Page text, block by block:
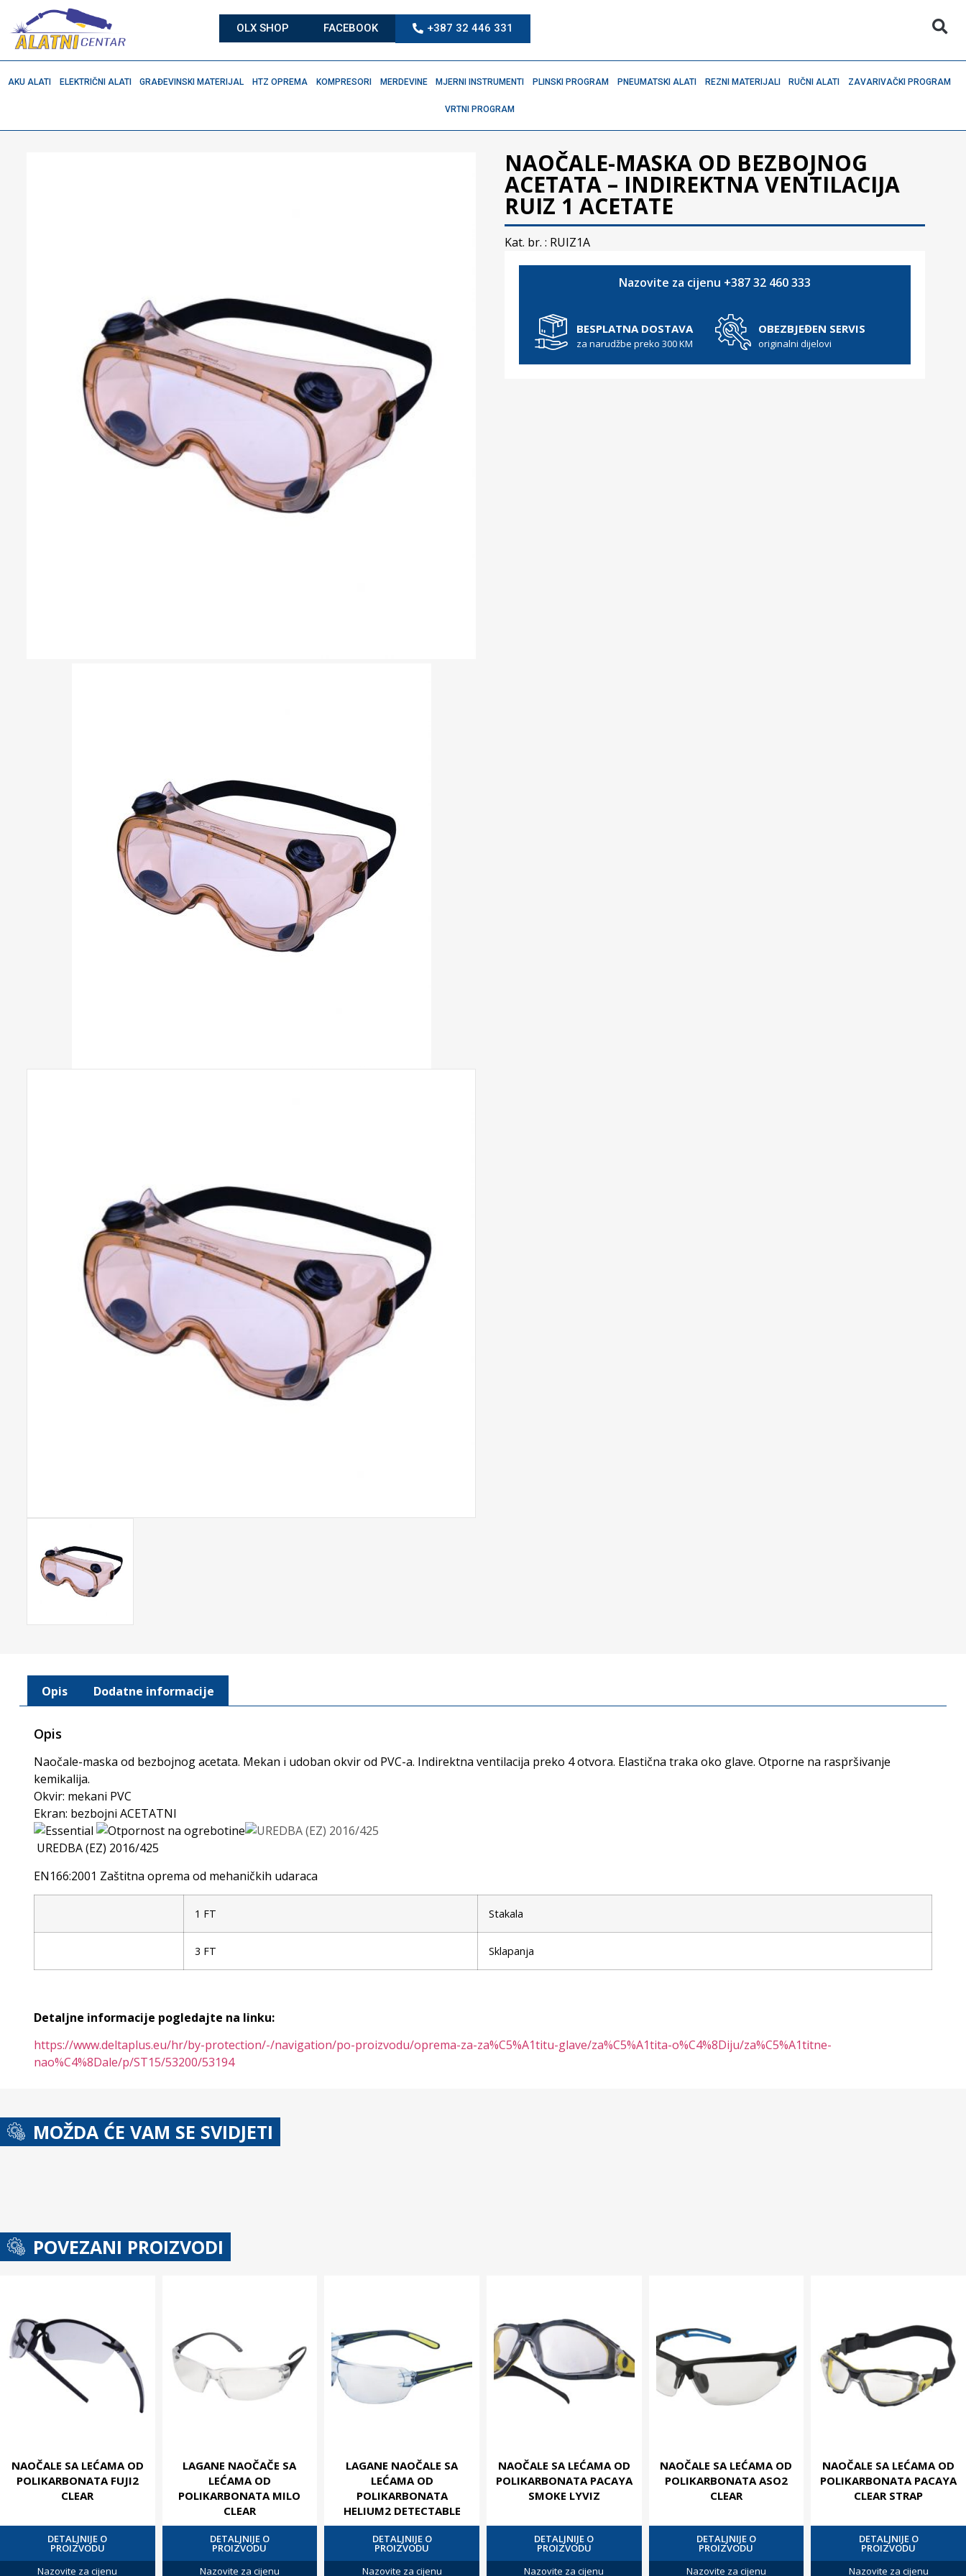
OLX SHOP FACEBOOK +387 32 446 331
AKU ALATI ELEKTRIČNI ALATI GRAĐEVINSKI MATERIJAL HTZ OPREMA KOMPRESORI MERDEVINE MJERNI INSTRUMENTI PLINSKI PROGRAM PNEUMATSKI ALATI REZNI MATERIJALI RUČNI ALATI ZAVARIVAČKI PROGRAM
VRTNI PROGRAM
NAOČALE-MASKA OD BEZBOJNOG
ACETATA – INDIREKTNA VENTILACIJA
RUIZ 1 ACETATE
Kat. br. : RUIZ1A
Nazovite za cijenu +387 32 460 333
BESPLATNA DOSTAVA
za narudžbe preko 300 KM
OBEZBJEĐEN SERVIS
originalni dijelovi
Opis Dodatne informacije
Opis
Naočale-maska od bezbojnog acetata. Mekan i udoban okvir od PVC-a. Indirektna ventilacija preko 4 otvora. Elastična traka oko glave. Otporne na raspršivanje
kemikalija.
Okvir: mekani PVC
Ekran: bezbojni ACETATNI
UREDBA (EZ) 2016/425
EN166:2001 Zaštitna oprema od mehaničkih udaraca
1 FT Stakala
3 FT Sklapanja
Detaljne informacije pogledajte na linku:
https://www.deltaplus.eu/hr/by-protection/-/navigation/po-proizvodu/oprema-za-za%C5%A1titu-glave/za%C5%A1tita-o%C4%8Diju/za%C5%A1titne-
nao%C4%8Dale/p/ST15/53200/53194
MOŽDA ĆE VAM SE SVIDJETI
POVEZANI PROIZVODI
NAOČALE SA LEĆAMA OD
POLIKARBONATA FUJI2
CLEAR
DETALJNIJE O
PROIZVODU
Nazovite za cijenu
LAGANE NAOČAČE SA
LEĆAMA OD
POLIKARBONATA MILO
CLEAR
DETALJNIJE O
PROIZVODU
Nazovite za cijenu
LAGANE NAOČALE SA
LEĆAMA OD
POLIKARBONATA
HELIUM2 DETECTABLE
DETALJNIJE O
PROIZVODU
Nazovite za cijenu
NAOČALE SA LEĆAMA OD
POLIKARBONATA PACAYA
SMOKE LYVIZ
DETALJNIJE O
PROIZVODU
Nazovite za cijenu
NAOČALE SA LEĆAMA OD
POLIKARBONATA ASO2
CLEAR
DETALJNIJE O
PROIZVODU
Nazovite za cijenu
NAOČALE SA LEĆAMA OD
POLIKARBONATA PACAYA
CLEAR STRAP
DETALJNIJE O
PROIZVODU
Nazovite za cijenu